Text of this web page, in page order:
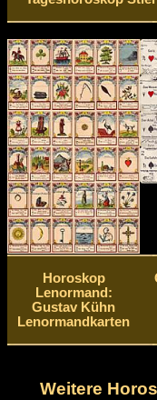
Horoskop
Lenormand:
Gustav Kühn
Lenormandkarten
Weitere